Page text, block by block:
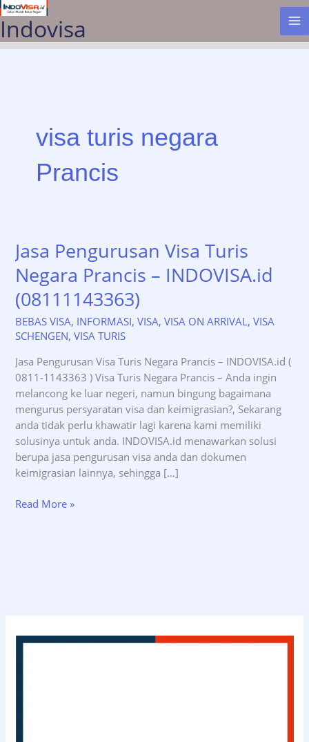
Lewati
ke
konten
Indovisa
visa turis negara
Prancis
Jasa Pengurusan Visa Turis
Negara Prancis – INDOVISA.id
(08111143363)
BEBAS VISA, INFORMASI,VISA,VISA ON ARRIVAL,VISA
SCHENGEN,VISA TURIS
Jasa Pengurusan Visa Turis Negara Prancis – INDOVISA.id (
0811-1143363 ) Visa Turis Negara Prancis – Anda ingin
melancong ke luar negeri, namun bingung bagaimana
mengurus persyaratan visa dan keimigrasian?, Sekarang
anda tidak perlu khawatir lagi karena kami memiliki
solusinya untuk anda. INDOVISA.id menawarkan solusi
berupa jasa pengurusan visa anda dan dokumen
keimigrasian lainnya, sehingga […]
Jasa
Read More »